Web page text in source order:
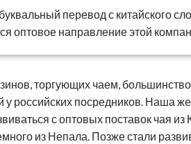
перевод с китайского
оптовое направление этой
торгующих чаем,
у российских посредников. Наша же
с оптовых поставок чая из
из Непала. Позже стали